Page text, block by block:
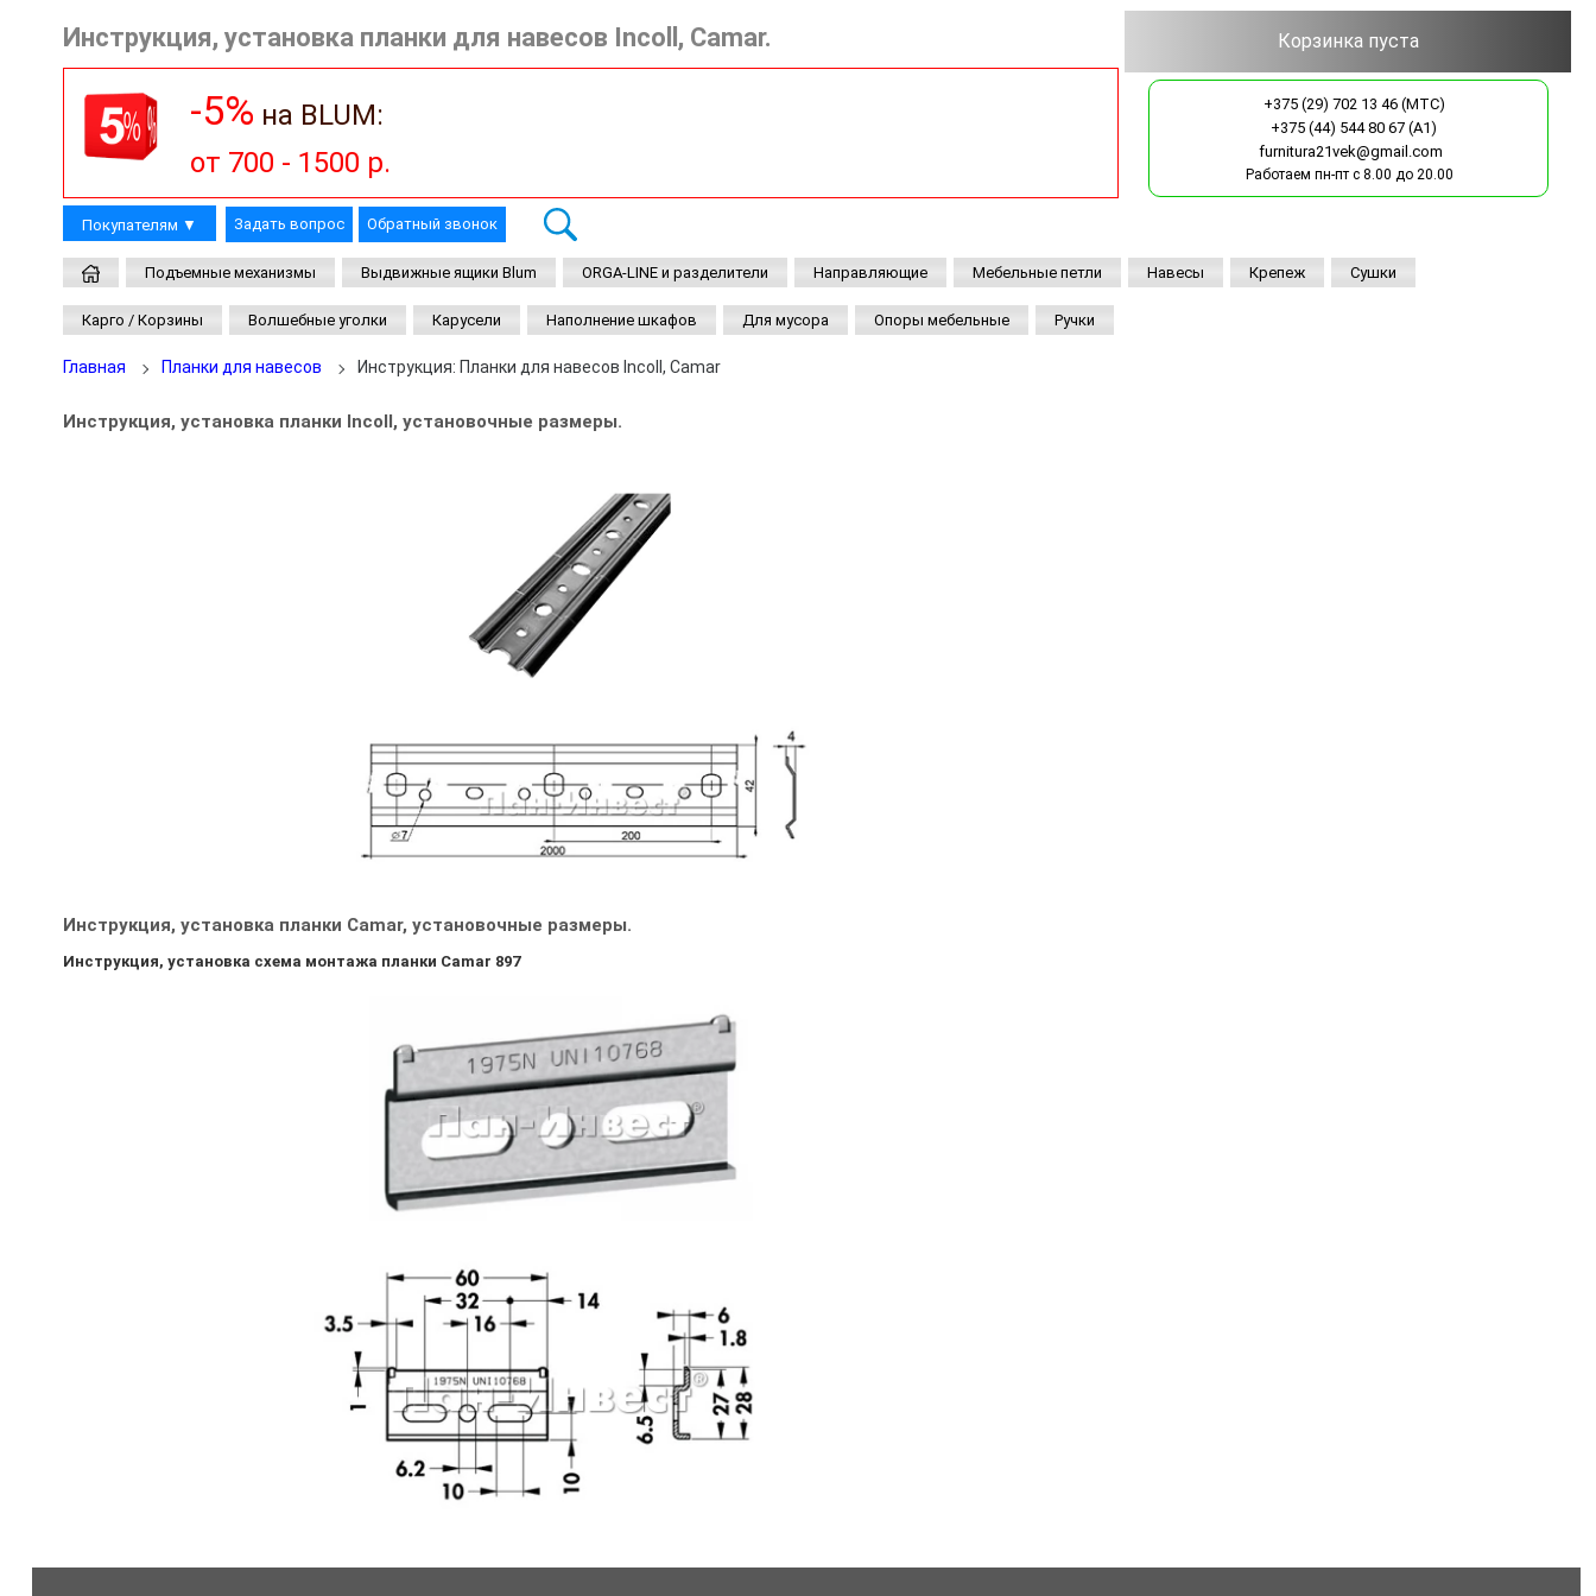
Инструкция, установка планки для навесов Incoll, Camar.
-5%на BLUM:
от 700 - 1500 р.
-7%
от 1500 - 2500 р.
-10%
более 2500 р.
+375 (29) 702 13 46 (MTC)
+375 (44) 544 80 67 (A1)
furnitura21vek@gmail.com
Работаем пн-пт с 8.00 до 20.00
Покупателям ▼ Задать вопрос Обратный звонок
Подъемные механизмы Выдвижные ящики Blum ORGA-LINE и разделители Направляющие Мебельные петли Навесы Крепеж Сушки
Карго / Корзины Волшебные уголки Карусели Наполнение шкафов Для мусора Опоры мебельные Ручки
Главная Планки для навесов Инструкция: Планки для навесов Incoll, Camar
Инструкция, установка планки Incoll, установочные размеры.
Инструкция, установка планки Camar, установочные размеры.
Инструкция, установка схема монтажа планки Camar 897